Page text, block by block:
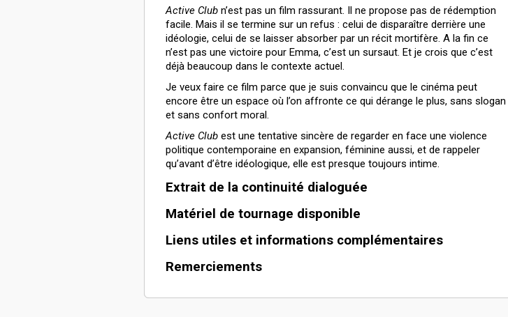
Active Club n’est pas un film rassurant. Il ne propose pas de rédemption
facile. Mais il se termine sur un refus : celui de disparaître derrière une
idéologie, celui de se laisser absorber par un récit mortifère. A la fin ce
n’est pas une victoire pour Emma, c’est un sursaut. Et je crois que c’est
déjà beaucoup dans le contexte actuel.
Je veux faire ce film parce que je suis convaincu que le cinéma peut
encore être un espace où l’on affronte ce qui dérange le plus, sans slogan
et sans confort moral.
Active Club est une tentative sincère de regarder en face une violence
politique contemporaine en expansion, féminine aussi, et de rappeler
qu’avant d’être idéologique, elle est presque toujours intime.
Extrait de la continuité dialoguée
Matériel de tournage disponible
Liens utiles et informations complémentaires
Remerciements